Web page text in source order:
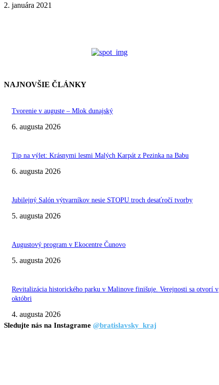
2. januára 2021
NAJNOVŠIE ČLÁNKY
Tvorenie v auguste – Mlok dunajský
6. augusta 2026
Tip na výlet: Krásnymi lesmi Malých Karpát z Pezinka na Babu
6. augusta 2026
Jubilejný Salón výtvarníkov nesie STOPU troch desaťročí tvorby
5. augusta 2026
Augustový program v Ekocentre Čunovo
5. augusta 2026
Revitalizácia historického parku v Malinove finišuje. Verejnosti sa otvorí v
októbri
4. augusta 2026
Sledujte nás na Instagrame @bratislavsky_kraj